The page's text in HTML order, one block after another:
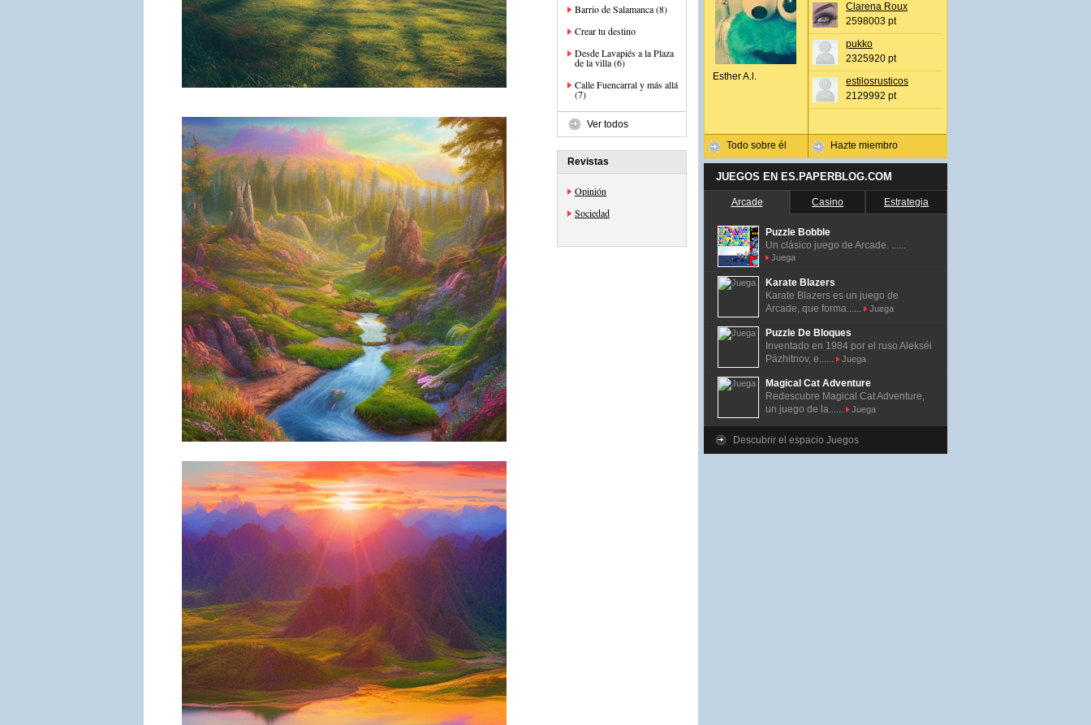
Barrio de Salamanca (8)
Crear tu destino
Desde Lavapiés a la Plaza
de la villa (6)
Calle Fuencarral y más allá
(7)
Ver todos
Revistas
Opinión
Sociedad
Esther A.l.
Todo sobre él
Clarena Roux
2598003 pt
pukko
2325920 pt
estilosrusticos
2129992 pt
Hazte miembro
JUEGOS EN ES.PAPERBLOG.COM
Arcade Casino Estrategia
Puzzle Bobble
Un clásico juego de Arcade. ......
Juega
Karate Blazers
Karate Blazers es un juego de
Arcade, que forma......
Juega
Puzzle De Bloques
Inventado en 1984 por el ruso Alekséi
Pázhitnov, e......
Juega
Magical Cat Adventure
Redescubre Magical Cat Adventure,
un juego de la......
Juega
Descubrir el espacio Juegos